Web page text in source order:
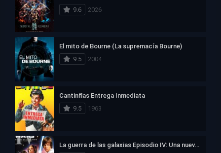
9.6
2026
El mito de Bourne (La supremacía Bourne)
9.5
2004
Cantinflas Entrega Inmediata
9.5
1963
La guerra de las galaxias Episodio IV: Una nueva esperanza